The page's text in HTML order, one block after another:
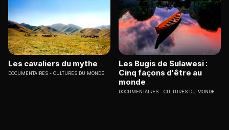
Les cavaliers du mythe
DOCUMENTAIRES CULTURES DU MONDE
Les Bugis de Sulawesi :
Cinq façons d'être au
monde
DOCUMENTAIRES CULTURES DU MONDE